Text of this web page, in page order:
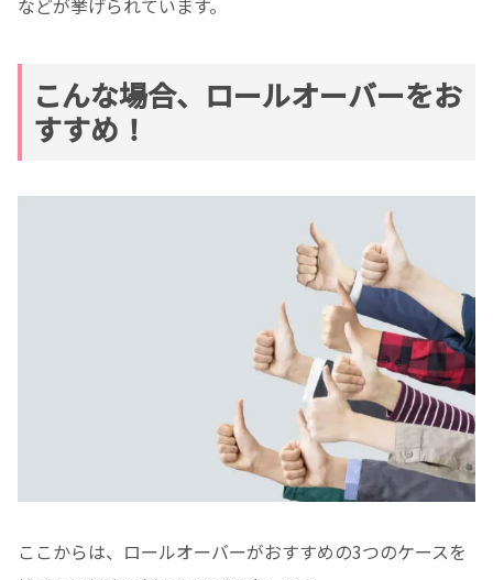
などが挙げられています。
こんな場合、ロールオーバーをお
すすめ！
ここからは、ロールオーバーがおすすめの3つのケースを